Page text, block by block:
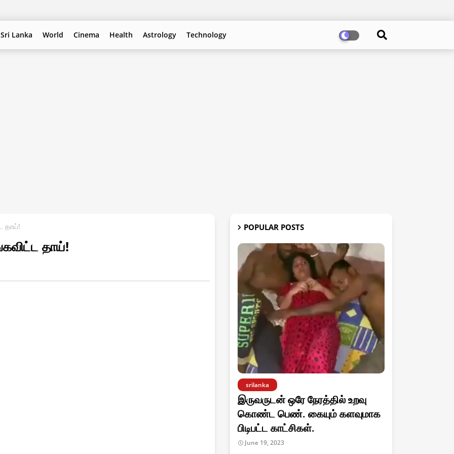
Sri Lanka World Cinema Health Astrology Technology
தாய்!
தாய்!
POPULAR POSTS
srilanka
இருவருடன் ஒரே நேரத்தில் உறவு
கொண்ட பெண். கையும் களவுமாக
பிடிபட்ட காட்சிகள்.
June 19, 2023